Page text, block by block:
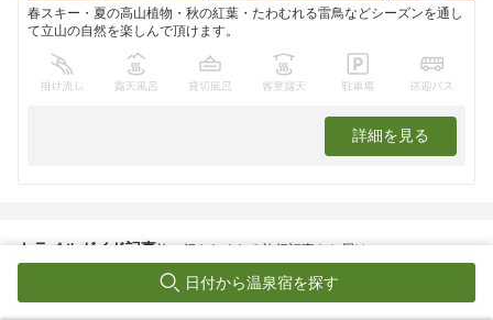
春スキー・夏の高山植物・秋の紅葉・たわむれる雷鳥などシーズンを通し
て立山の自然を楽しんで頂けます。
詳細を見る
トラベルガイド記事旅に行きたくなる旅行記事をお届け
日付から温泉宿を探す